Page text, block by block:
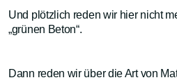
Und plötzlich reden wir hier nicht
„grünen Beton“.
Dann reden wir über die Art von